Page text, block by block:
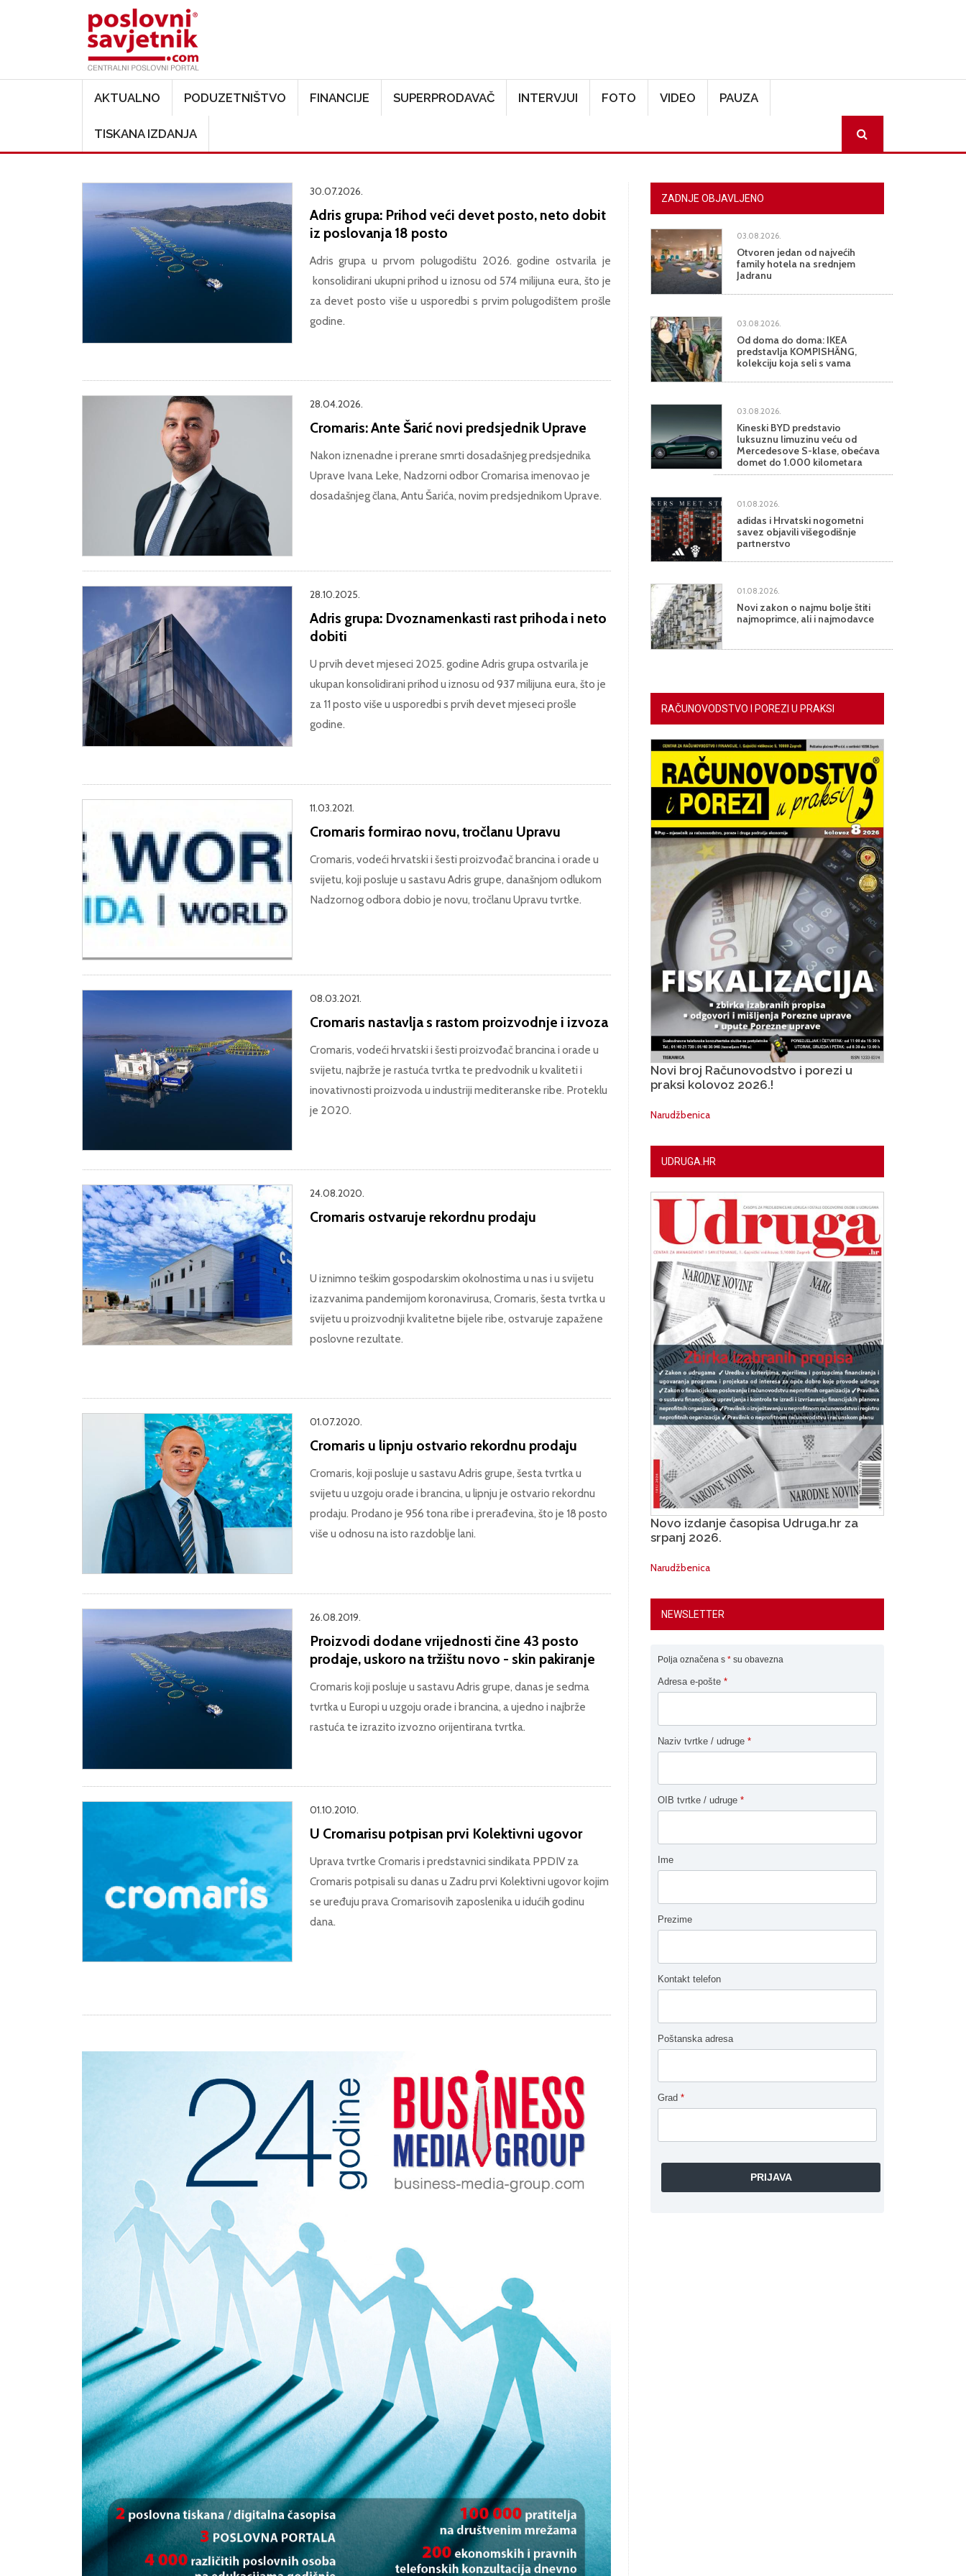
AKTUALNO PODUZETNIŠTVO FINANCIJE SUPERPRODAVAČ INTERVJUI FOTO VIDEO PAUZA
TISKANA IZDANJA
30.07.2026.
Adris grupa: Prihod veći devet posto, neto dobit
iz poslovanja 18 posto
Adris grupa u prvom polugodištu 2026. godine ostvarila je
konsolidirani ukupni prihod u iznosu od 574 milijuna eura, što je
za devet posto više u usporedbi s prvim polugodištem prošle
godine.
28.04.2026.
Cromaris: Ante Šarić novi predsjednik Uprave
Nakon iznenadne i prerane smrti dosadašnjeg predsjednika
Uprave Ivana Leke, Nadzorni odbor Cromarisa imenovao je
dosadašnjeg člana, Antu Šarića, novim predsjednikom Uprave.
28.10.2025.
Adris grupa: Dvoznamenkasti rast prihoda i neto
dobiti
U prvih devet mjeseci 2025. godine Adris grupa ostvarila je
ukupan konsolidirani prihod u iznosu od 937 milijuna eura, što je
za 11 posto više u usporedbi s prvih devet mjeseci prošle
godine.
11.03.2021.
Cromaris formirao novu, tročlanu Upravu
Cromaris, vodeći hrvatski i šesti proizvođač brancina i orade u
svijetu, koji posluje u sastavu Adris grupe, današnjom odlukom
Nadzornog odbora dobio je novu, tročlanu Upravu tvrtke.
08.03.2021.
Cromaris nastavlja s rastom proizvodnje i izvoza
Cromaris, vodeći hrvatski i šesti proizvođač brancina i orade u
svijetu, najbrže je rastuća tvrtka te predvodnik u kvaliteti i
inovativnosti proizvoda u industriji mediteranske ribe. Proteklu
je 2020.
24.08.2020.
Cromaris ostvaruje rekordnu prodaju
U iznimno teškim gospodarskim okolnostima u nas i u svijetu
izazvanima pandemijom koronavirusa, Cromaris, šesta tvrtka u
svijetu u proizvodnji kvalitetne bijele ribe, ostvaruje zapažene
poslovne rezultate.
01.07.2020.
Cromaris u lipnju ostvario rekordnu prodaju
Cromaris, koji posluje u sastavu Adris grupe, šesta tvrtka u
svijetu u uzgoju orade i brancina, u lipnju je ostvario rekordnu
prodaju. Prodano je 956 tona ribe i prerađevina, što je 18 posto
više u odnosu na isto razdoblje lani.
26.08.2019.
Proizvodi dodane vrijednosti čine 43 posto
prodaje, uskoro na tržištu novo - skin pakiranje
Cromaris koji posluje u sastavu Adris grupe, danas je sedma
tvrtka u Europi u uzgoju orade i brancina, a ujedno i najbrže
rastuća te izrazito izvozno orijentirana tvrtka.
01.10.2010.
U Cromarisu potpisan prvi Kolektivni ugovor
Uprava tvrtke Cromaris i predstavnici sindikata PPDIV za
Cromaris potpisali su danas u Zadru prvi Kolektivni ugovor kojim
se uređuju prava Cromarisovih zaposlenika u idućih godinu
dana.
ZADNJE OBJAVLJENO
03.08.2026.
Otvoren jedan od najvećih
family hotela na srednjem
Jadranu
03.08.2026.
Od doma do doma: IKEA
predstavlja KOMPISHÄNG,
kolekciju koja seli s vama
03.08.2026.
Kineski BYD predstavio
luksuznu limuzinu veću od
Mercedesove S-klase, obećava
domet do 1.000 kilometara
01.08.2026.
adidas i Hrvatski nogometni
savez objavili višegodišnje
partnerstvo
01.08.2026.
Novi zakon o najmu bolje štiti
najmoprimce, ali i najmodavce
RAČUNOVODSTVO I POREZI U PRAKSI
Novi broj Računovodstvo i porezi u
praksi kolovoz 2026.!
Narudžbenica
UDRUGA.HR
Novo izdanje časopisa Udruga.hr za
srpanj 2026.
Narudžbenica
NEWSLETTER
Polja označena s * su obavezna
Adresa e-pošte *
Naziv tvrtke / udruge *
OIB tvrtke / udruge *
Ime
Prezime
Kontakt telefon
Poštanska adresa
Grad *